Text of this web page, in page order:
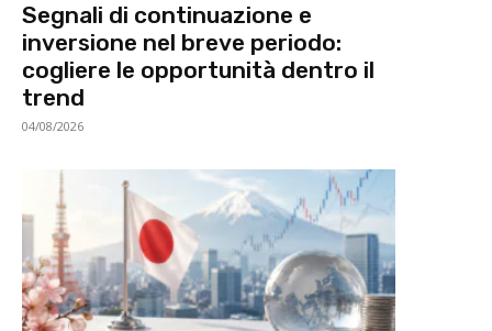
Segnali di continuazione e
inversione nel breve periodo:
cogliere le opportunità dentro il
trend
04/08/2026